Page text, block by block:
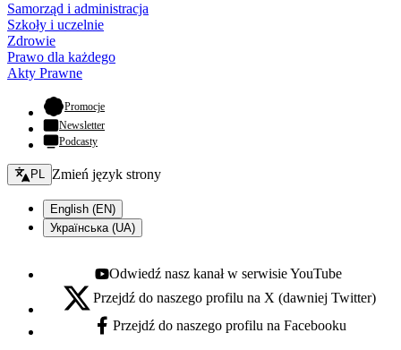
Samorząd i administracja
Szkoły i uczelnie
Zdrowie
Prawo dla każdego
Akty Prawne
Promocje- otwiera się w nowej karcie
Newsletter
Podcasty
Zmień język - bieżący:
PL Zmień język strony
English (EN)
Українська (UA)
Youtube - otwiera się w nowej karcie
Odwiedź nasz kanał w serwisie YouTube
X - otwiera się w nowej karcie
Przejdź do naszego profilu na X (dawniej Twitter)
Facebook - otwiera się w nowej karcie
Przejdź do naszego profilu na Facebooku